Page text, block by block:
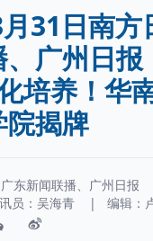
31日南方
广州日
培养！华
揭牌
东新闻联播、广州日报
员： 吴海青 |
编辑：